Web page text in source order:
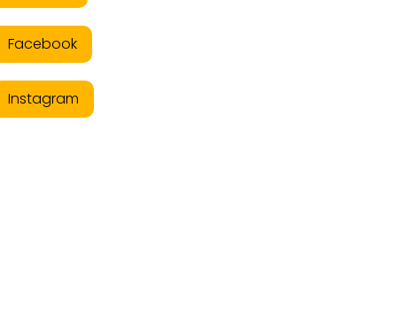
Facebook
Instagram